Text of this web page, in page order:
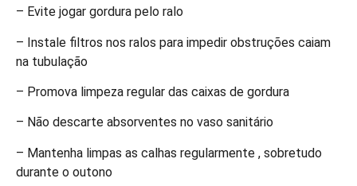
– Evite jogar gordura pelo ralo
– Instale filtros nos ralos para impedir obstruções caiam
na tubulação
– Promova limpeza regular das caixas de gordura
– Não descarte absorventes no vaso sanitário
– Mantenha limpas as calhas regularmente , sobretudo
durante o outono